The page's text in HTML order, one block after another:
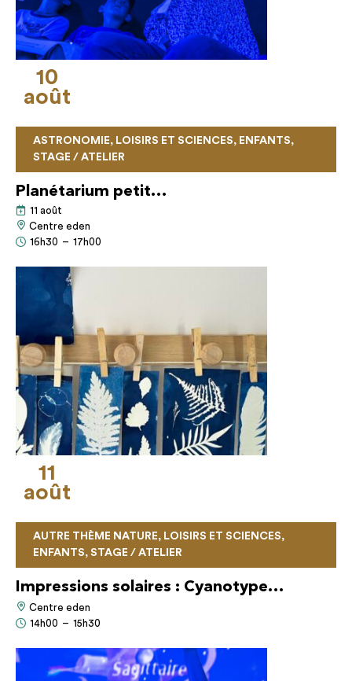
ASTRONOMIE, LOISIRS ET SCIENCES, ENFANTS,
STAGE / ATELIER
Planétarium petit…
11 août
Centre eden
16h30 – 17h00
10
août
AUTRE THÈME NATURE, LOISIRS ET SCIENCES,
ENFANTS, STAGE / ATELIER
Impressions solaires : Cyanotype…
Centre eden
14h00 – 15h30
11
août